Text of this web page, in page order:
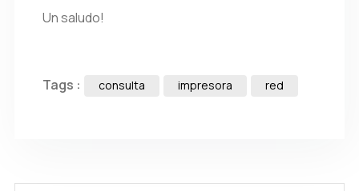
Un saludo!
Tags : consulta impresora red